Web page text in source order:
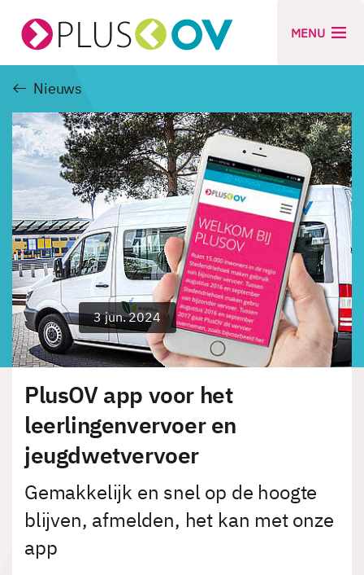
MENU
Nieuws
3 jun. 2024
PlusOV app voor het
leerlingenvervoer en
jeugdwetvervoer
Gemakkelijk en snel op de hoogte
blijven, afmelden, het kan met onze
app